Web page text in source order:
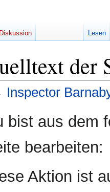
der
Inspector
bist aus dem
bearbeiten:
Aktion ist
Diskussion Lesen